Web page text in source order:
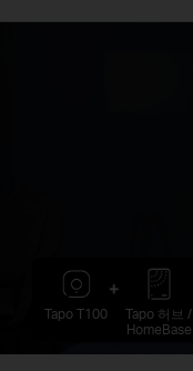
Tapo T100
Tapo 허브 /
HomeBase